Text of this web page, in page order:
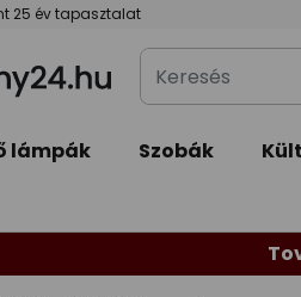
25 év tapasztalat
Keresés
lámpák Szobák